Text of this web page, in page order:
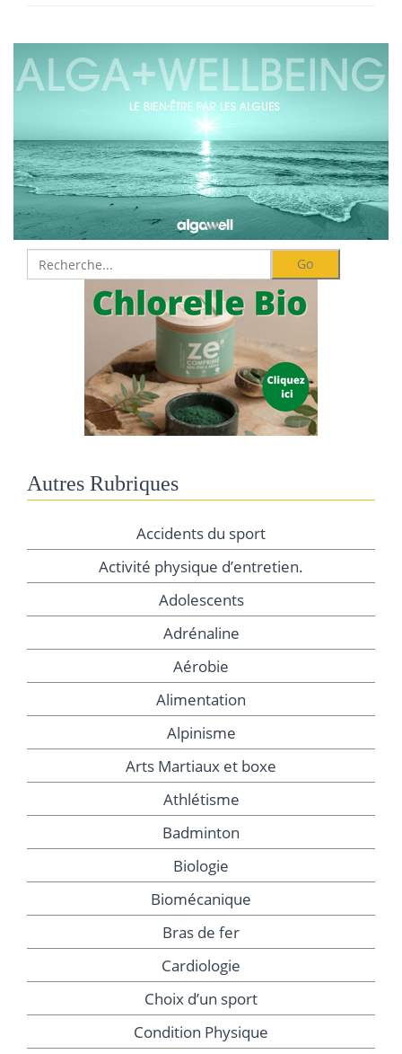
Autres Rubriques
Accidents du sport
Activité physique d’entretien.
Adolescents
Adrénaline
Aérobie
Alimentation
Alpinisme
Arts Martiaux et boxe
Athlétisme
Badminton
Biologie
Biomécanique
Bras de fer
Cardiologie
Choix d’un sport
Condition Physique